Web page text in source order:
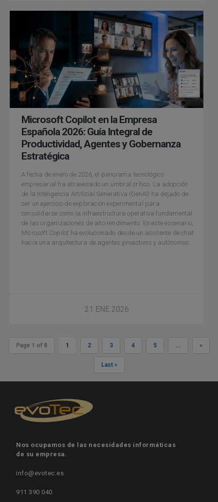
Microsoft Copilot en la Empresa
Española 2026: Guía Integral de
Productividad, Agentes y Gobernanza
Estratégica
A fecha de enero de 2026, el panorama tecnológico
empresarial ha atravesado un umbral crítico. La adopción
de la Inteligencia Artificial Generativa (GenAI) ha dejado de
ser un ejercicio de exploración experimental para
consolidarse como la infraestructura operativa fundamental
de las organizaciones de alto rendimiento. En este escenario,
Microsoft Copilot ha evolucionado desde un asistente de chat
hacia una arquitectura de agentes proactivos y autónomos...
21 ENE 2026
Page 1 of 8 1 2 3 4 5 ... »
Last »
Nos ocupamos de las necesidades informáticas
de su empresa.
info@evotec.es
911 390 040